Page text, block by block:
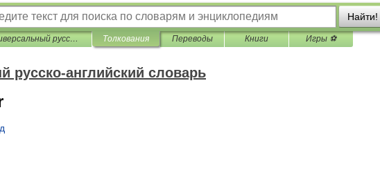
Найти!
Универсальный русско-английский словарь Толкования Переводы Книги Игры ⚽
русско-английский словарь